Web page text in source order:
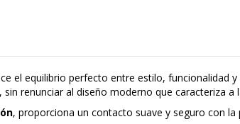
el equilibrio perfecto entre estilo, funcionalidad
, sin renunciar al diseño moderno que caracteriza a
, proporciona un contacto suave y seguro con la